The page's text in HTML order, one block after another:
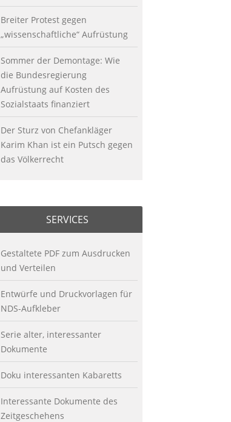
Breiter Protest gegen
„wissenschaftliche“ Aufrüstung
Sommer der Demontage: Wie
die Bundesregierung
Aufrüstung auf Kosten des
Sozialstaats finanziert
Der Sturz von Chefankläger
Karim Khan ist ein Putsch gegen
das Völkerrecht
SERVICES
Gestaltete PDF zum Ausdrucken
und Verteilen
Entwürfe und Druckvorlagen für
NDS-Aufkleber
Serie alter, interessanter
Dokumente
Doku interessanten Kabaretts
Interessante Dokumente des
Zeitgeschehens